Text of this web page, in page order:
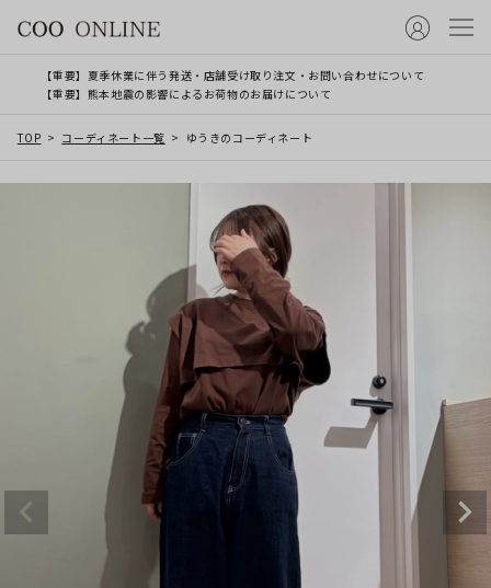
【重要】夏季休業に伴う発送・店舗受け取り注文・お問い合わせについて
【重要】熊本地震の影響によるお荷物のお届けについて
TOP コーディネート一覧 ゆうきのコーディネート